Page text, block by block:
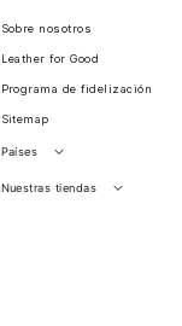
Sobre nosotros
Leather for Good
Programa de fidelización
Sitemap
Países
Perú
Nuestras tiendas